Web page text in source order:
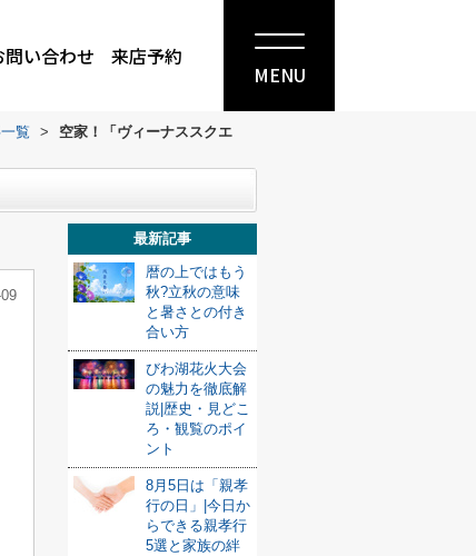
問い合わせ 来店予約
MENU
覧 >
空家！「ヴィーナススクエ
最新記事
暦の上ではもう
秋?立秋の意味
と暑さとの付き
合い方
びわ湖花火大会
の魅力を徹底解
説|歴史・見どこ
ろ・観覧のポイ
ント
8月5日は「親孝
行の日」|今日か
らできる親孝行
5選と家族の絆